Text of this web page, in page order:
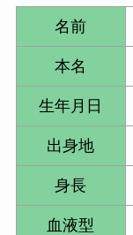
名前
本名
生年月日
出身地
身長
血液型